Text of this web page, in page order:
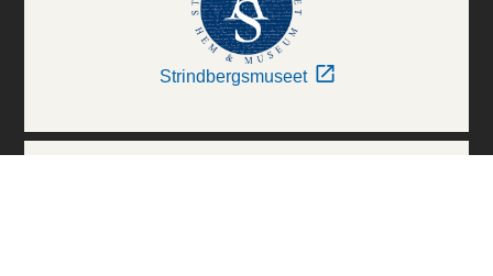
Strindbergsmuseet